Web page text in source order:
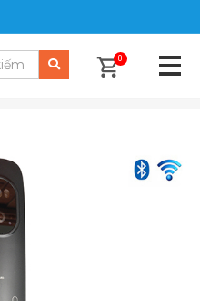
0